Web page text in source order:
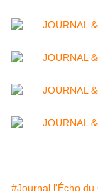
#Journal l'Écho